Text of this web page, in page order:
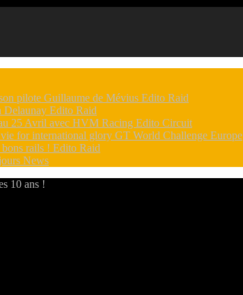
pilote Guillaume de Mévius Edito Raid
Delaunay Edito Raid
25 Avril avec HVM Racing Edito Circuit
for international glory GT World Challenge Europe
rails ! Edito Raid
News
10 ans !